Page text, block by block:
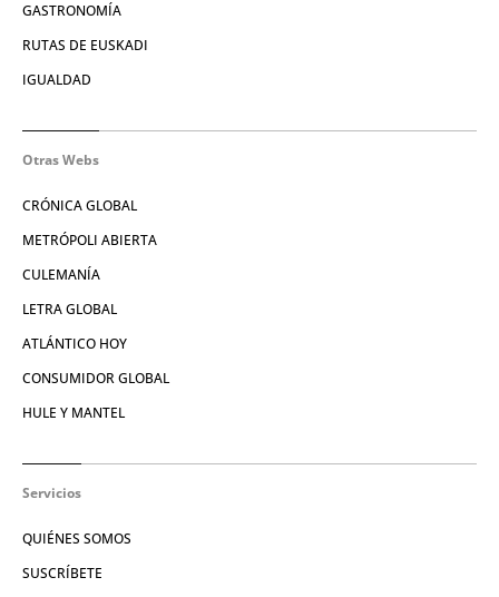
GASTRONOMÍA
RUTAS DE EUSKADI
IGUALDAD
Otras Webs
CRÓNICA GLOBAL
METRÓPOLI ABIERTA
CULEMANÍA
LETRA GLOBAL
ATLÁNTICO HOY
CONSUMIDOR GLOBAL
HULE Y MANTEL
Servicios
QUIÉNES SOMOS
SUSCRÍBETE